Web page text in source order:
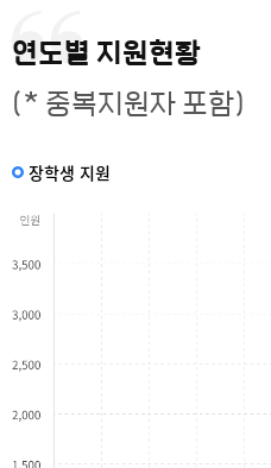
연도별 지원현황
(* 중복지원자 포함)
장학생 지원